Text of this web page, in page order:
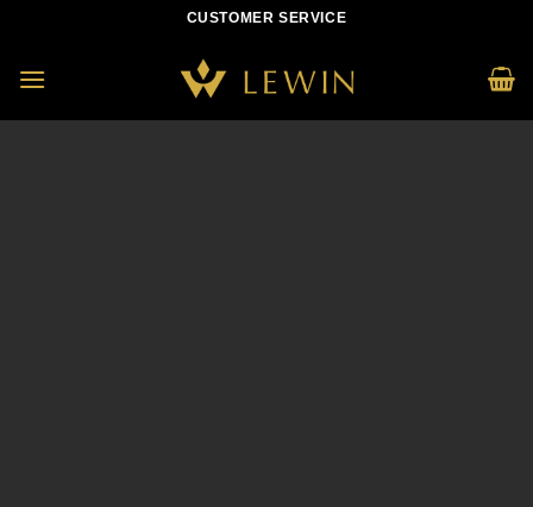
content
CUSTOMER SERVICE